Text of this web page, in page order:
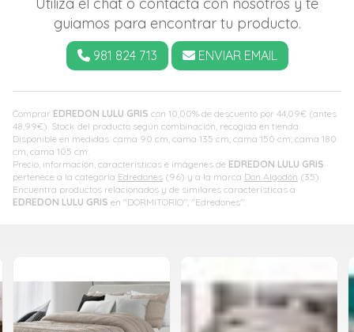
Comprar EDREDON LULU GRIS con 10,00% de descuento por 44,09€ (antes
48,99€). Stock del producto según combinación, recogida en tienda.
Disponible en medidas: cama 90 cm; cama 135 cm; cama 150 cm; cama 180
cm; cama 105 cm.
Precio, información, características e imágenes de EDREDON LULU GRIS
pertenece a la categoría Edredones (96) y a la marca Don Algodón (35).
Encuentra productos relacionados y de similares características a
EDREDON LULU GRIS en "DORMITORIO", "Edredones".
guiamos para encontrar tu producto.
981 824 713 ENVIAR EMAIL